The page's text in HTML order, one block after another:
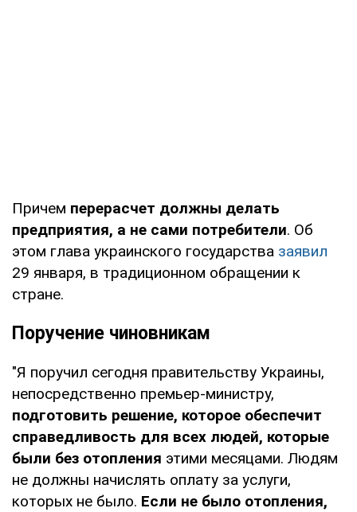
Причем перерасчет должны делать
предприятия, а не сами потребители. Об
этом глава украинского государства заявил
29 января, в традиционном обращении к
стране.
Поручение чиновникам
"Я поручил сегодня правительству Украины,
непосредственно премьер-министру,
подготовить решение, которое обеспечит
справедливость для всех людей, которые
были без отопления этими месяцами. Людям
не должны начислять оплату за услуги,
которых не было. Если не было отопления,